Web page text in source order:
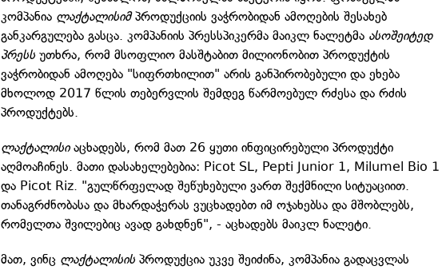
კომპანია ლაქტალისიმპროდუქციის ვაჭრობიდან ამოღების შესახებ
განკარგულება გასცა. კომპანიის პრესსპიკერმა მაიკლ ნალეტმა ასოშეიტედ
პრესსუთხრა, რომ მსოფლიო მასშტაბით მილიონობით პროდუქტის
ვაჭრობიდან ამოღება "სიფრთხილით" არის განპირობებული და ეხება
მხოლოდ 2017 წლის თებერვლის შემდეგ წარმოებულ რძესა და რძის
პროდუქტებს.
ლაქტალისიაცხადებს, რომ მათ 26 ყუთი ინფიცირებული პროდუქტი
აღმოაჩინეს. მათი დასახელებებია: Picot SL, Pepti Junior 1, Milumel Bio 1
და Picot Riz. "გულწრფელად შეწუხებული ვართ შექმნილი სიტუაციით.
თანაგრძნობასა და მხარდაჭერას ვუცხადებთ იმ ოჯახებსა და მშობლებს,
რომელთა შვილებიც ავად გახდნენ", - აცხადებს მაიკლ ნალეტი.
მათ, ვინც ლაქტალისისპროდუქცია უკვე შეიძინა, კომპანია გადაცვლას